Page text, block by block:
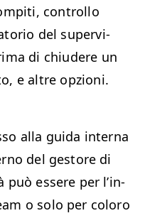
con­trol­lo
del super­vi­
di chi­ud­ere un
e altre opzioni.
alla gui­da inter­na
del gestore di
può essere per l’in­
o solo per col­oro